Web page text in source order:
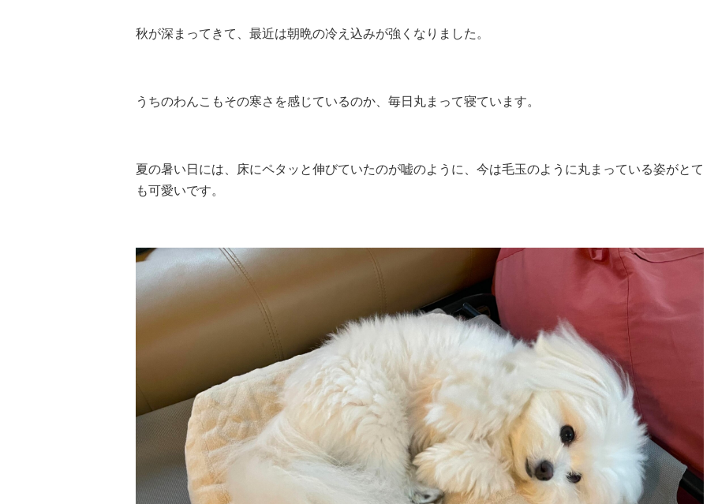
秋が深まってきて、最近は朝晩の冷え込みが強くなりました。
うちのわんこもその寒さを感じているのか、毎日丸まって寝ています。
夏の暑い日には、床にペタッと伸びていたのが嘘のように、今は毛玉のように丸まっている姿がとて
も可愛いです。